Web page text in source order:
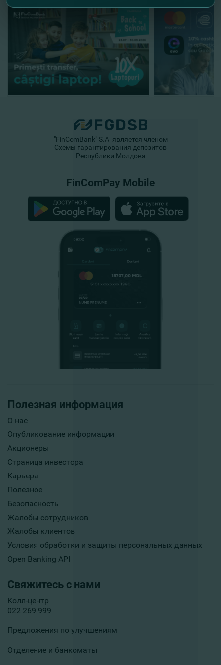
Полезная информация
О нас
Опубликование информации
Акционеры
Страница инвестора
Карьера
Полезное
Безопасность
Жалобы сотрудников
Жалобы клиентов
Условия обработки и защиты персональных данных
Open Banking API
Свяжитесь с нами
Колл-центр
022 269 999
Предложения по улучшениям
Отделение и банкоматы
"FinComBank" S.A. является членом
Схемы гарантирования депозитов
Республики Молдова
FinComPay Mobile